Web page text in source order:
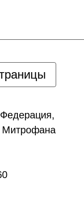
Митрофана